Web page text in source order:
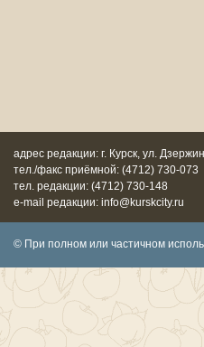
адрес редакции: г. Курск, ул.
тел./факс приёмной: (4712) 730-073
тел. редакции: (4712) 730-148
e-mail редакции: info@kurskcity.ru
© При полном или частичном